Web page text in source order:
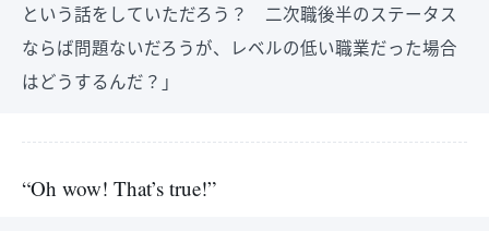
という話をしていただろう？ 二次職後半のステータス
ならば問題ないだろうが、レベルの低い職業だった場合
はどうするんだ？」
“Oh wow! That’s true!”